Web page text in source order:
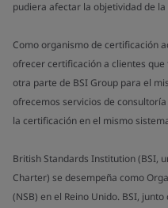
pudiera afectar la objetividad de
Como organismo de certificación
ofrecer certificación a clientes
otra parte de BSI Group para el
ofrecemos servicios de
la certificación en el mismo
British Standards Institution (BSI,
Charter) se desempeña como
(NSB) en el Reino Unido. BSI,